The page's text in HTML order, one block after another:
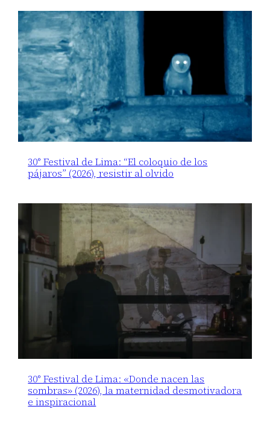
30° Festival de Lima: “El coloquio de los
pájaros” (2026), resistir al olvido
30° Festival de Lima: «Donde nacen las
sombras» (2026), la maternidad desmotivadora
e inspiracional